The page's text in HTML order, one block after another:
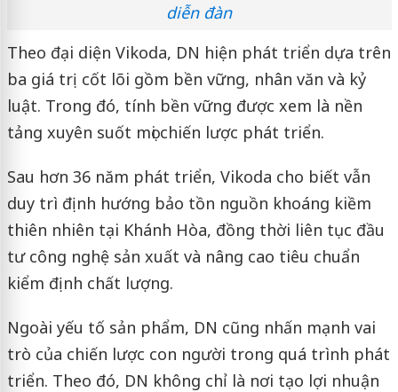
diễn đàn
Theo đại diện Vikoda, DN hiện phát triển dựa trên
ba giá trị cốt lõi gồm bền vững, nhân văn và kỷ
luật. Trong đó, tính bền vững được xem là nền
tảng xuyên suốt mọi chiến lược phát triển.
Sau hơn 36 năm phát triển, Vikoda cho biết vẫn
duy trì định hướng bảo tồn nguồn khoáng kiềm
thiên nhiên tại Khánh Hòa, đồng thời liên tục đầu
tư công nghệ sản xuất và nâng cao tiêu chuẩn
kiểm định chất lượng.
Ngoài yếu tố sản phẩm, DN cũng nhấn mạnh vai
trò của chiến lược con người trong quá trình phát
triển. Theo đó, DN không chỉ là nơi tạo lợi nhuận